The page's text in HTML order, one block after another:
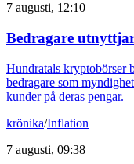
7 augusti, 12:10
Bedragare
Hundratals kryptobörser
bedragare som
kunder på deras pengar.
krönika/Inflation
7 augusti, 09:38